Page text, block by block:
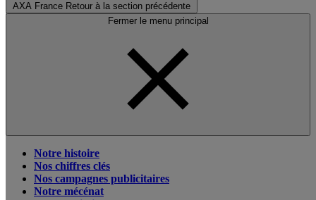
AXA France Retour à la section précédente
Fermer le menu principal
Notre histoire
Nos chiffres clés
Nos campagnes publicitaires
Notre mécénat